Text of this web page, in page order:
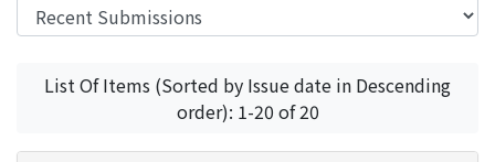
List Of Items (Sorted by Issue date in Descending
order): 1-20 of 20